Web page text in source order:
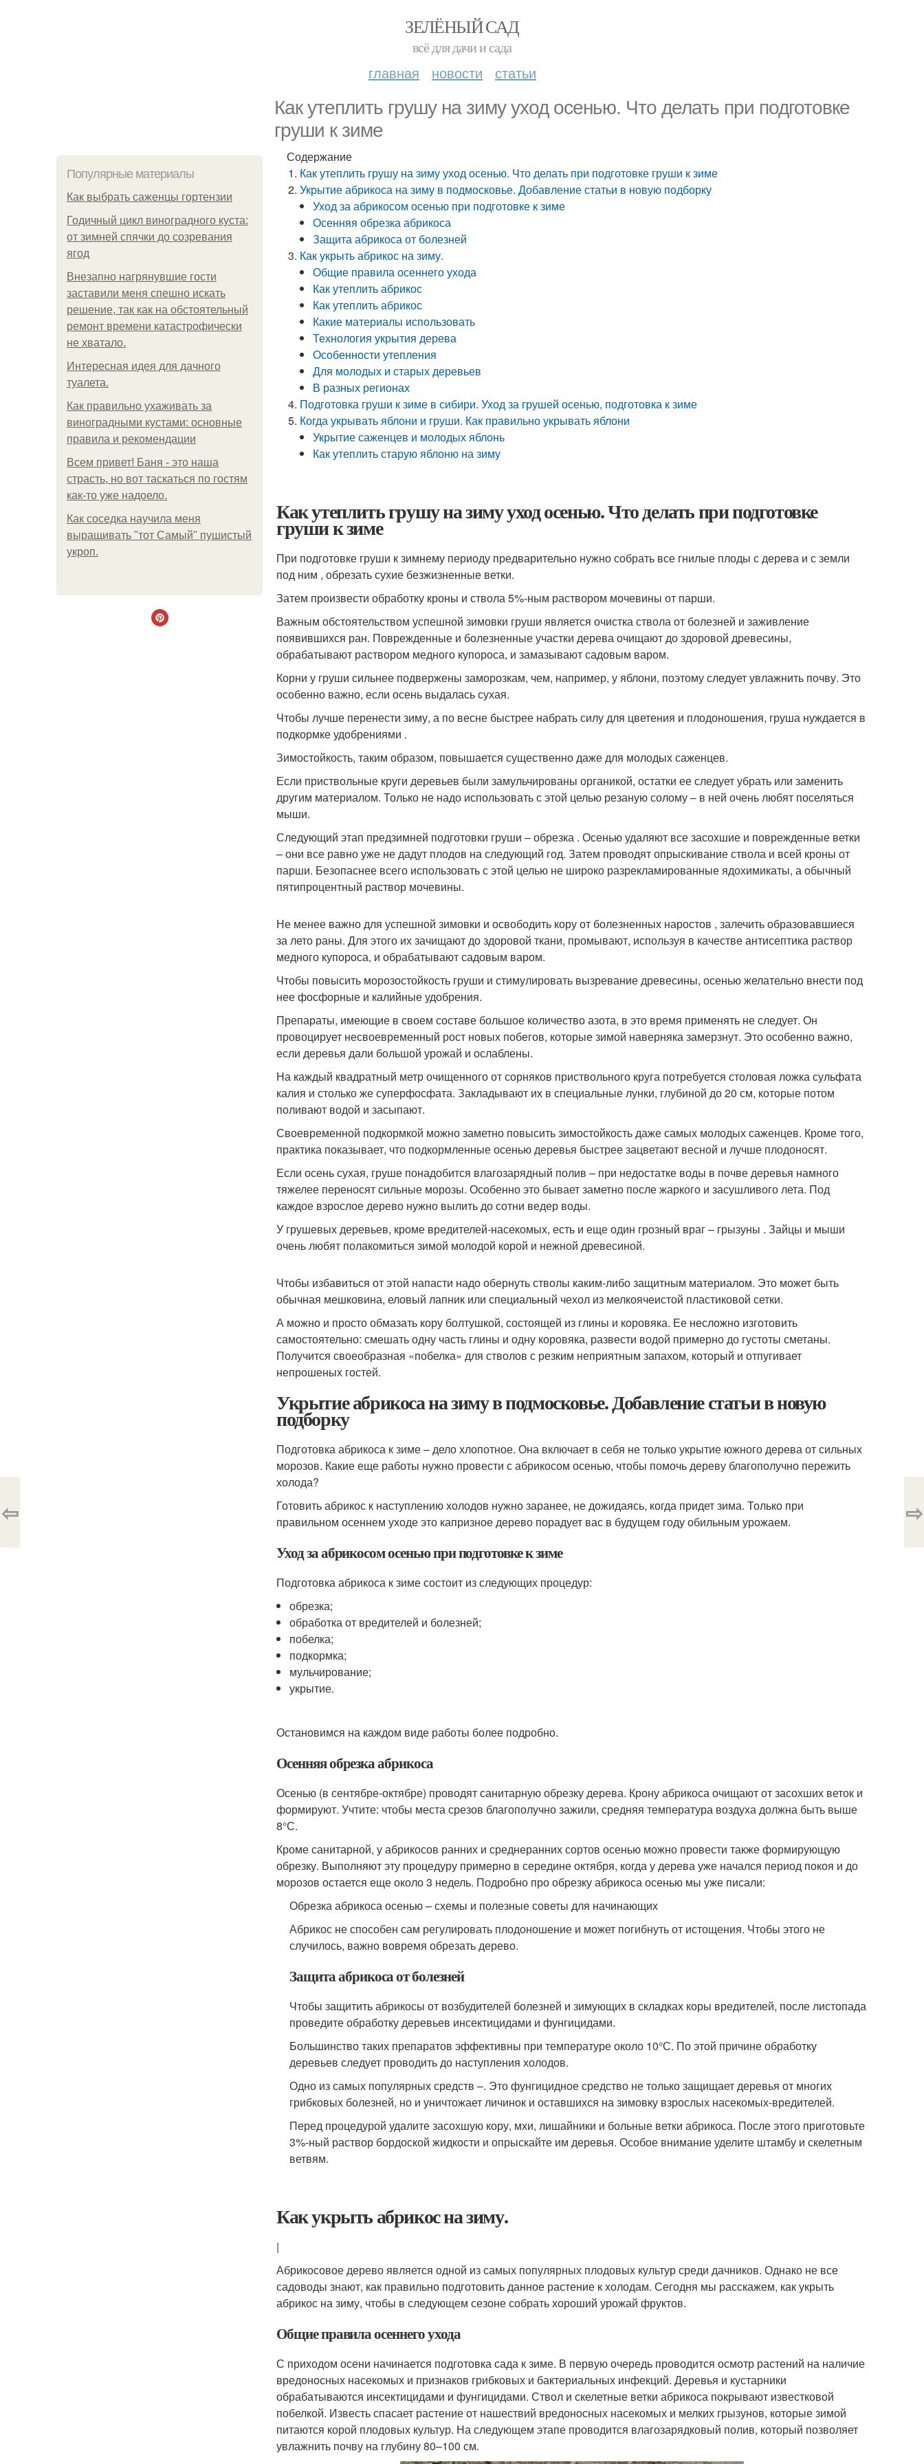
ЗЕЛЁНЫЙ САД
всё для дачи и сада
главная новости статьи
Как утеплить грушу на зиму уход осенью. Что делать при подготовке
груши к зиме
Популярные материалы
Как выбрать саженцы гортензии
Годичный цикл виноградного куста:
от зимней спячки до созревания
ягод
Внезапно нагрянувшие гости
заставили меня спешно искать
решение, так как на обстоятельный
ремонт времени катастрофически
не хватало.
Интересная идея для дачного
туалета.
Как правильно ухаживать за
виноградными кустами: основные
правила и рекомендации
Всем привет! Баня - это наша
страсть, но вот таскаться по гостям
как-то уже надоело.
Как соседка научила меня
выращивать "тот Самый" пушистый
укроп.
Содержание
Как утеплить грушу на зиму уход осенью. Что делать при подготовке груши к зиме
Укрытие абрикоса на зиму в подмосковье. Добавление статьи в новую подборку
Уход за абрикосом осенью при подготовке к зиме
Осенняя обрезка абрикоса
Защита абрикоса от болезней
Как укрыть абрикос на зиму.
Общие правила осеннего ухода
Как утеплить абрикос
Как утеплить абрикос
Какие материалы использовать
Технология укрытия дерева
Особенности утепления
Для молодых и старых деревьев
В разных регионах
Подготовка груши к зиме в сибири. Уход за грушей осенью, подготовка к зиме
Когда укрывать яблони и груши. Как правильно укрывать яблони
Укрытие саженцев и молодых яблонь
Как утеплить старую яблоню на зиму
Как утеплить грушу на зиму уход осенью. Что делать при подготовке
груши к зиме
При подготовке груши к зимнему периоду предварительно нужно собрать все гнилые плоды с дерева и с земли
под ним , обрезать сухие безжизненные ветки.
Затем произвести обработку кроны и ствола 5%-ным раствором мочевины от парши.
Важным обстоятельством успешной зимовки груши является очистка ствола от болезней и заживление
появившихся ран. Поврежденные и болезненные участки дерева очищают до здоровой древесины,
обрабатывают раствором медного купороса, и замазывают садовым варом.
Корни у груши сильнее подвержены заморозкам, чем, например, у яблони, поэтому следует увлажнить почву. Это
особенно важно, если осень выдалась сухая.
Чтобы лучше перенести зиму, а по весне быстрее набрать силу для цветения и плодоношения, груша нуждается в
подкормке удобрениями .
Зимостойкость, таким образом, повышается существенно даже для молодых саженцев.
Если приствольные круги деревьев были замульчированы органикой, остатки ее следует убрать или заменить
другим материалом. Только не надо использовать с этой целью резаную солому – в ней очень любят поселяться
мыши.
Следующий этап предзимней подготовки груши – обрезка . Осенью удаляют все засохшие и поврежденные ветки
– они все равно уже не дадут плодов на следующий год. Затем проводят опрыскивание ствола и всей кроны от
парши. Безопаснее всего использовать с этой целью не широко разрекламированные ядохимикаты, а обычный
пятипроцентный раствор мочевины.
Не менее важно для успешной зимовки и освободить кору от болезненных наростов , залечить образовавшиеся
за лето раны. Для этого их зачищают до здоровой ткани, промывают, используя в качестве антисептика раствор
медного купороса, и обрабатывают садовым варом.
Чтобы повысить морозостойкость груши и стимулировать вызревание древесины, осенью желательно внести под
нее фосфорные и калийные удобрения.
Препараты, имеющие в своем составе большое количество азота, в это время применять не следует. Он
провоцирует несвоевременный рост новых побегов, которые зимой наверняка замерзнут. Это особенно важно,
если деревья дали большой урожай и ослаблены.
На каждый квадратный метр очищенного от сорняков приствольного круга потребуется столовая ложка сульфата
калия и столько же суперфосфата. Закладывают их в специальные лунки, глубиной до 20 см, которые потом
поливают водой и засыпают.
Своевременной подкормкой можно заметно повысить зимостойкость даже самых молодых саженцев. Кроме того,
практика показывает, что подкормленные осенью деревья быстрее зацветают весной и лучше плодоносят.
Если осень сухая, груше понадобится влагозарядный полив – при недостатке воды в почве деревья намного
тяжелее переносят сильные морозы. Особенно это бывает заметно после жаркого и засушливого лета. Под
каждое взрослое дерево нужно вылить до сотни ведер воды.
У грушевых деревьев, кроме вредителей-насекомых, есть и еще один грозный враг – грызуны . Зайцы и мыши
очень любят полакомиться зимой молодой корой и нежной древесиной.
Чтобы избавиться от этой напасти надо обернуть стволы каким-либо защитным материалом. Это может быть
обычная мешковина, еловый лапник или специальный чехол из мелкоячеистой пластиковой сетки.
А можно и просто обмазать кору болтушкой, состоящей из глины и коровяка. Ее несложно изготовить
самостоятельно: смешать одну часть глины и одну коровяка, развести водой примерно до густоты сметаны.
Получится своеобразная «побелка» для стволов с резким неприятным запахом, который и отпугивает
непрошеных гостей.
Укрытие абрикоса на зиму в подмосковье. Добавление статьи в новую
подборку
Подготовка абрикоса к зиме – дело хлопотное. Она включает в себя не только укрытие южного дерева от сильных
морозов. Какие еще работы нужно провести с абрикосом осенью, чтобы помочь дереву благополучно пережить
холода?
Готовить абрикос к наступлению холодов нужно заранее, не дожидаясь, когда придет зима. Только при
правильном осеннем уходе это капризное дерево порадует вас в будущем году обильным урожаем.
Уход за абрикосом осенью при подготовке к зиме
Подготовка абрикоса к зиме состоит из следующих процедур:
обрезка;
обработка от вредителей и болезней;
побелка;
подкормка;
мульчирование;
укрытие.
Остановимся на каждом виде работы более подробно.
Осенняя обрезка абрикоса
Осенью (в сентябре-октябре) проводят санитарную обрезку дерева. Крону абрикоса очищают от засохших веток и
формируют. Учтите: чтобы места срезов благополучно зажили, средняя температура воздуха должна быть выше
8°С.
Кроме санитарной, у абрикосов ранних и среднеранних сортов осенью можно провести также формирующую
обрезку. Выполняют эту процедуру примерно в середине октября, когда у дерева уже начался период покоя и до
морозов остается еще около 3 недель. Подробно про обрезку абрикоса осенью мы уже писали:
Обрезка абрикоса осенью – схемы и полезные советы для начинающих
Абрикос не способен сам регулировать плодоношение и может погибнуть от истощения. Чтобы этого не
случилось, важно вовремя обрезать дерево.
Защита абрикоса от болезней
Чтобы защитить абрикосы от возбудителей болезней и зимующих в складках коры вредителей, после листопада
проведите обработку деревьев инсектицидами и фунгицидами.
Большинство таких препаратов эффективны при температуре около 10°С. По этой причине обработку
деревьев следует проводить до наступления холодов.
Одно из самых популярных средств –. Это фунгицидное средство не только защищает деревья от многих
грибковых болезней, но и уничтожает личинок и оставшихся на зимовку взрослых насекомых-вредителей.
Перед процедурой удалите засохшую кору, мхи, лишайники и больные ветки абрикоса. После этого приготовьте
3%-ный раствор бордоской жидкости и опрыскайте им деревья. Особое внимание уделите штамбу и скелетным
ветвям.
Как укрыть абрикос на зиму.
|
Абрикосовое дерево является одной из самых популярных плодовых культур среди дачников. Однако не все
садоводы знают, как правильно подготовить данное растение к холодам. Сегодня мы расскажем, как укрыть
абрикос на зиму, чтобы в следующем сезоне собрать хороший урожай фруктов.
Общие правила осеннего ухода
С приходом осени начинается подготовка сада к зиме. В первую очередь проводится осмотр растений на наличие
вредоносных насекомых и признаков грибковых и бактериальных инфекций. Деревья и кустарники
обрабатываются инсектицидами и фунгицидами. Ствол и скелетные ветки абрикоса покрывают известковой
побелкой. Известь спасает растение от нашествий вредоносных насекомых и мелких грызунов, которые зимой
питаются корой плодовых культур. На следующем этапе проводится влагозарядковый полив, который позволяет
увлажнить почву на глубину 80–100 см.
⇦ ⇨